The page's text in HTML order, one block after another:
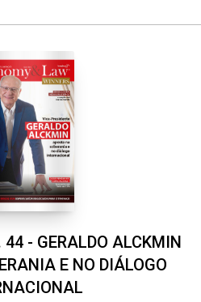
- GERALDO ALCKMIN
E NO DIÁLOGO